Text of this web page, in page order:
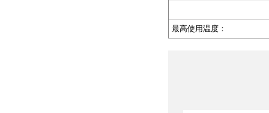
最高使用温度：